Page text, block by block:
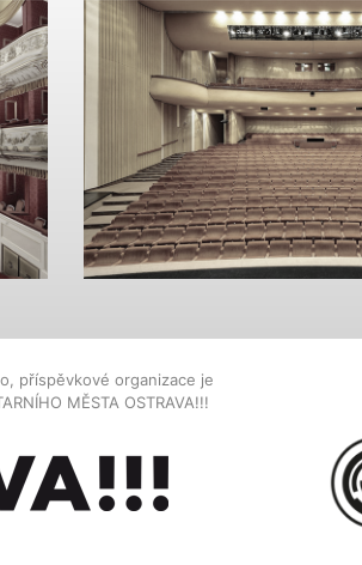
příspěvkové organizace je
MĚSTA OSTRAVA!!!